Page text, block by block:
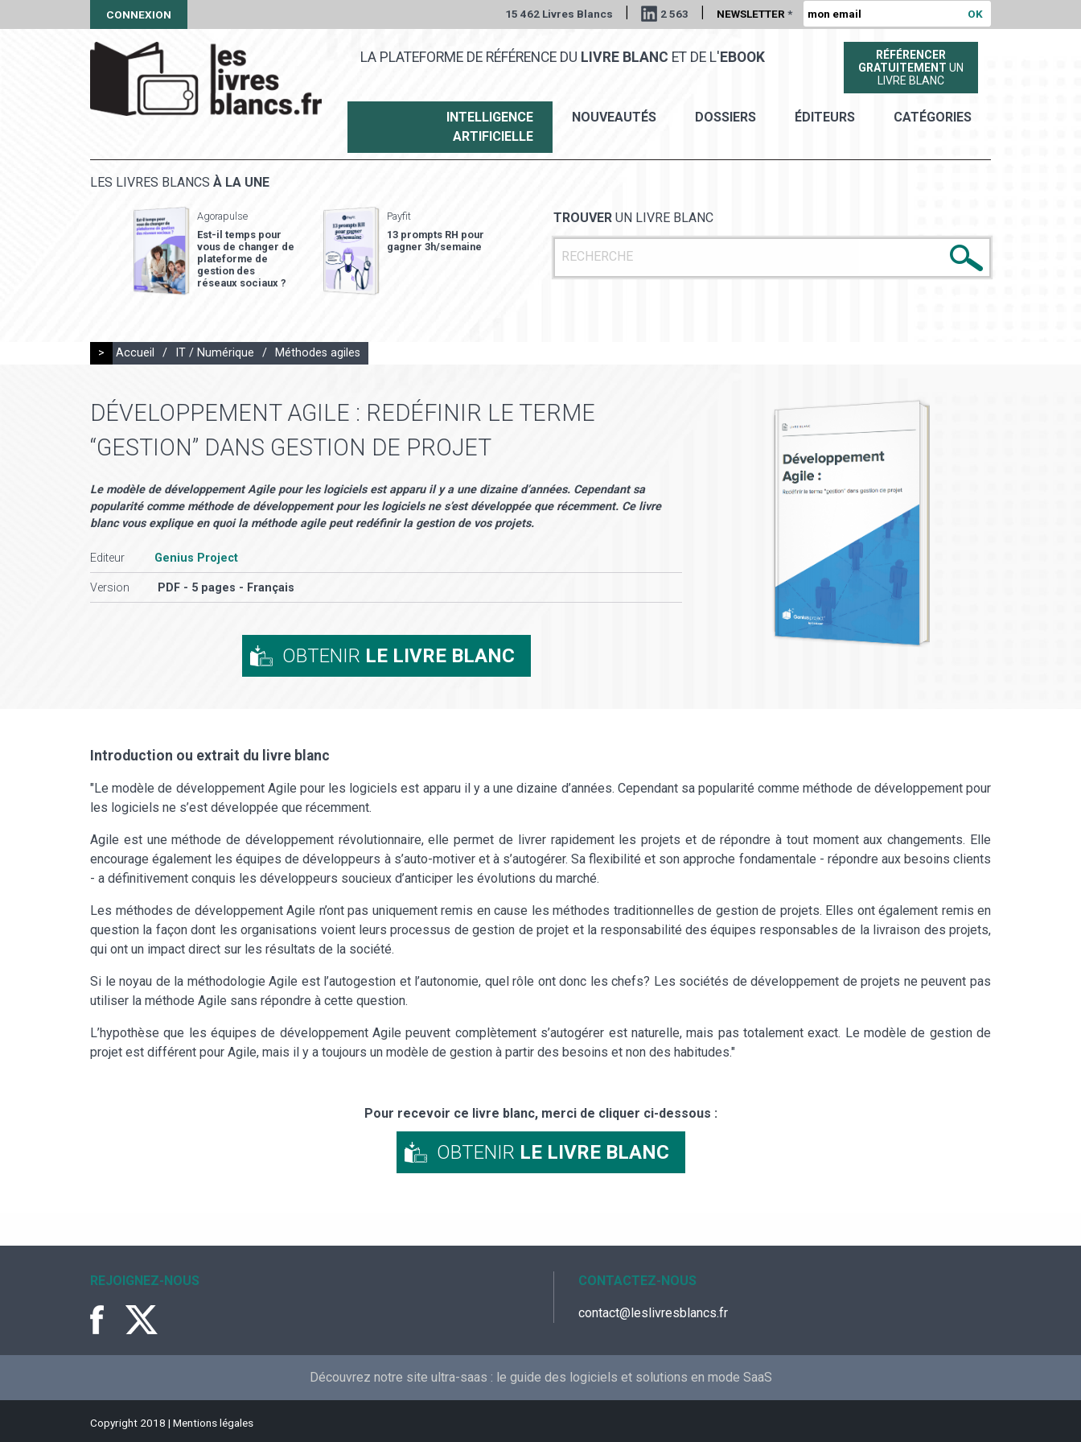
CONNEXION 15 462 Livres Blancs | 2 563 | NEWSLETTER *
LA PLATEFORME DE RÉFÉRENCE DU LIVRE BLANC ET DE L' EBOOK
RÉFÉRENCER
GRATUITEMENT UN
LIVRE BLANC
INTELLIGENCE
ARTIFICIELLE
NOUVEAUTÉS DOSSIERS ÉDITEURS CATÉGORIES
LES LIVRES BLANCS À LA UNE
Agorapulse
Est-il temps pour
vous de changer de
plateforme de
gestion des
réseaux sociaux ?
Payfit
13 prompts RH pour
gagner 3h/semaine
TROUVER UN LIVRE BLANC
> Accueil / IT / Numérique / Méthodes agiles
DÉVELOPPEMENT AGILE : REDÉFINIR LE TERME
“GESTION” DANS GESTION DE PROJET
Le modèle de développement Agile pour les logiciels est apparu il y a une dizaine d’années. Cependant sa
popularité comme méthode de développement pour les logiciels ne s’est développée que récemment. Ce livre
blanc vous explique en quoi la méthode agile peut redéfinir la gestion de vos projets.
Editeur Genius Project
Version PDF - 5 pages - Français
OBTENIR LE LIVRE BLANC
Introduction ou extrait du livre blanc
"Le modèle de développement Agile pour les logiciels est apparu il y a une dizaine d’années. Cependant sa popularité comme méthode de développement pour
les logiciels ne s’est développée que récemment.
Agile est une méthode de développement révolutionnaire, elle permet de livrer rapidement les projets et de répondre à tout moment aux changements. Elle
encourage également les équipes de développeurs à s’auto-motiver et à s’autogérer. Sa flexibilité et son approche fondamentale - répondre aux besoins clients
- a définitivement conquis les développeurs soucieux d’anticiper les évolutions du marché.
Les méthodes de développement Agile n’ont pas uniquement remis en cause les méthodes traditionnelles de gestion de projets. Elles ont également remis en
question la façon dont les organisations voient leurs processus de gestion de projet et la responsabilité des équipes responsables de la livraison des projets,
qui ont un impact direct sur les résultats de la société.
Si le noyau de la méthodologie Agile est l’autogestion et l’autonomie, quel rôle ont donc les chefs? Les sociétés de développement de projets ne peuvent pas
utiliser la méthode Agile sans répondre à cette question.
L’hypothèse que les équipes de développement Agile peuvent complètement s’autogérer est naturelle, mais pas totalement exact. Le modèle de gestion de
projet est différent pour Agile, mais il y a toujours un modèle de gestion à partir des besoins et non des habitudes."
Pour recevoir ce livre blanc, merci de cliquer ci-dessous :
OBTENIR LE LIVRE BLANC
REJOIGNEZ-NOUS CONTACTEZ-NOUS
contact@leslivresblancs.fr
Découvrez notre site ultra-saas : le guide des logiciels et solutions en mode SaaS
Copyright 2018 | Mentions légales